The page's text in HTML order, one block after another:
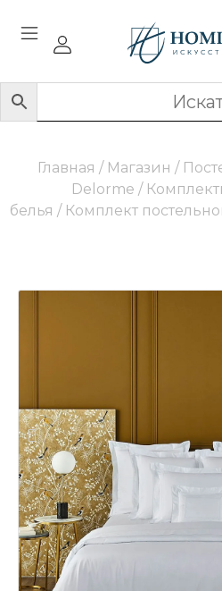
Главная / Магазин /
Delorme /
белья / Комплект